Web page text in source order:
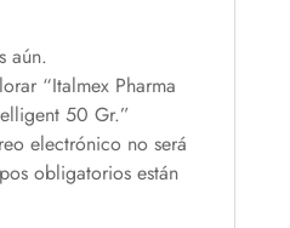
aún.
“Italmex Pharma
50 Gr.”
electrónico no será
obligatorios están